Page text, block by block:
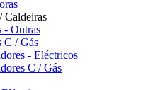
Caldeiras
- Outras
C / Gás
- Eléctricos
C / Gás